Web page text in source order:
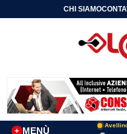
CHI SIAMO
MENÙ
+